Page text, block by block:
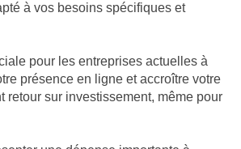
à vos besoins spécifiques et
pour les entreprises actuelles à
présence en ligne et accroître votre
retour sur investissement, même pour